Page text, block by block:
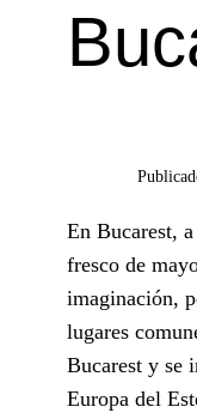
En Bucarest,
fresco de
imaginación,
lugares
Bucarest y se
Europa del